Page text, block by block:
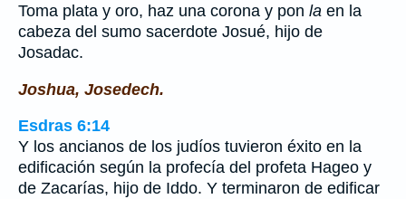
Toma plata y oro, haz una corona y pon la en la
cabeza del sumo sacerdote Josué, hijo de
Josadac.
Joshua, Josedech.
Esdras 6:14
Y los ancianos de los judíos tuvieron éxito en la
edificación según la profecía del profeta Hageo y
de Zacarías, hijo de Iddo. Y terminaron de edificar